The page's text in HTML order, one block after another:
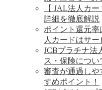
【 JAL法人カ
詳細を徹底解説
ポイント還元
人カードはサー
JCBプラチナ法
ス・保険につい
審査が通過しや
すめポイント！